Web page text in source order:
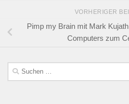
VORHERIGER
Pimp my Brain mit Mark
Computers zum
Suchen
nach: